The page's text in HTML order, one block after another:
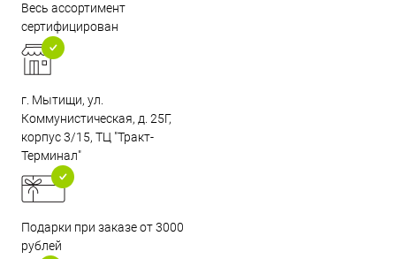
Весь ассортимент
сертифицирован
г. Мытищи, ул.
Коммунистическая, д. 25Г,
корпус 3/15, ТЦ "Тракт-
Терминал"
Подарки при заказе от 3000
рублей